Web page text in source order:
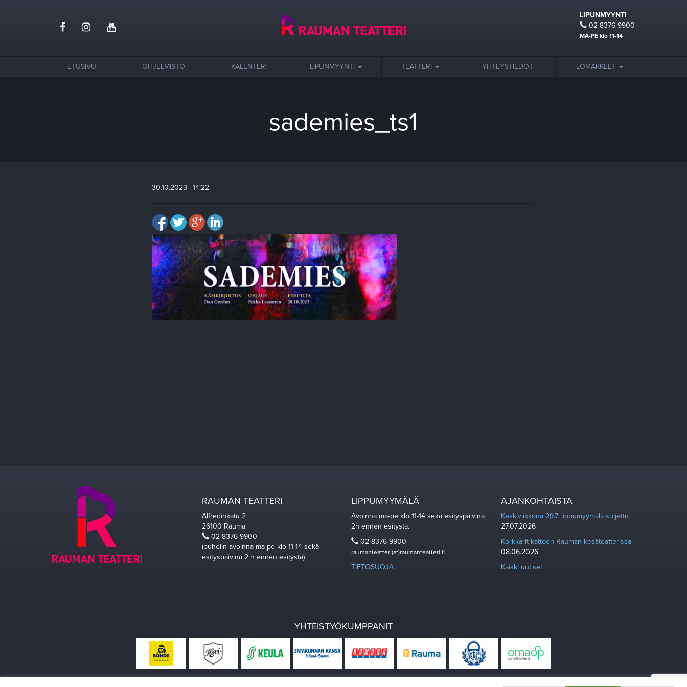
LIPUNMYYNTI
02 8376 9900
MA-PE klo 11-14
ETUSIVU OHJELMISTO KALENTERI LIPUNMYYNTI TEATTERI YHTEYSTIEDOT LOMAKKEET
sademies_ts1
30.10.2023 · 14:22
RAUMAN TEATTERI
Alfredinkatu 2
26100 Rauma
02 8376 9900
(puhelin avoinna ma-pe klo 11-14 sekä
esityspäivinä 2 h ennen esitystä)
LIPPUMYYMÄLÄ
Avoinna ma-pe klo 11-14 sekä esityspäivinä
2h ennen esitystä.
02 8376 9900
raumanteatteri(at)raumanteatteri.fi
TIETOSUOJA
AJANKOHTAISTA
Keskiviikkona 29.7. lippumyymälä suljettu
27.07.2026
Korkkarit kattoon Rauman kesäteatterissa
08.06.2026
Kaikki uutiset
YHTEISTYÖKUMPPANIT